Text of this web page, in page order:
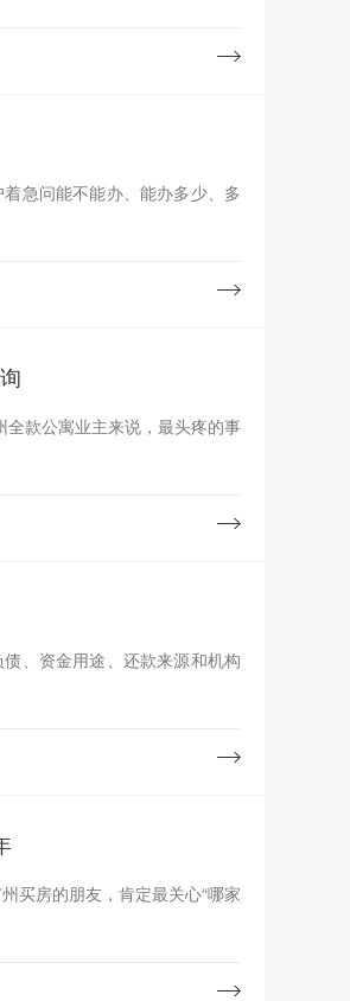
急问能不能办、能办多少、多
全款公寓业主来说，最头疼的事
、资金用途、还款来源和机构
买房的朋友，肯定最关心“哪家